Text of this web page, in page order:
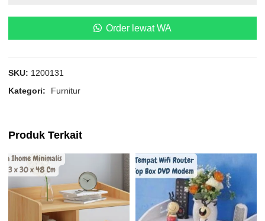
Order lewat WA
SKU: 1200131
Kategori:
Furnitur
Produk Terkait